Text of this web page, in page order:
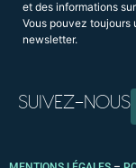
et des informations
Vous pouvez toujours
newsletter.
SUIVEZ-NOUS